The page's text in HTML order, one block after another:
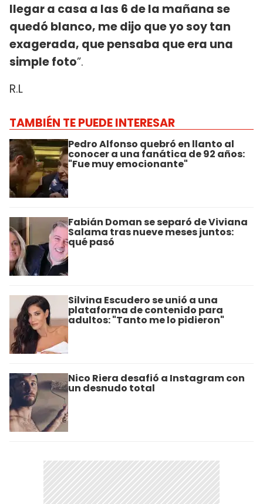
llegar a casa a las 6 de la mañana se
quedó blanco, me dijo que yo soy tan
exagerada, que pensaba que era una
simple foto”.
R.L
TAMBIÉN TE PUEDE INTERESAR
Pedro Alfonso quebró en llanto al
conocer a una fanática de 92 años:
"Fue muy emocionante"
Fabián Doman se separó de Viviana
Salama tras nueve meses juntos:
qué pasó
Silvina Escudero se unió a una
plataforma de contenido para
adultos: "Tanto me lo pidieron"
Nico Riera desafió a Instagram con
un desnudo total